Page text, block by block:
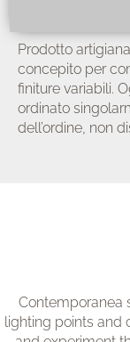
and experiment
Contract